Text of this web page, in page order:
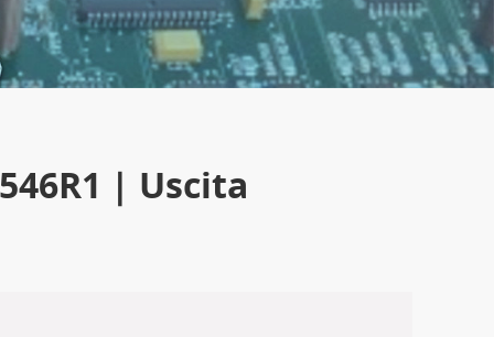
| Uscita